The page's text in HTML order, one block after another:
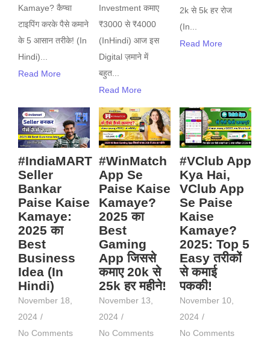
Kamaye? कैप्चा
टाइपिंग करके पैसे कमाने
के 5 आसान तरीके! (In
Hindi)...
Read More
Investment कमाए
₹3000 से ₹4000
(InHindi) आज इस
Digital ज़माने में
बहुत...
Read More
2k से 5k हर रोज
(In...
Read More
#IndiaMART
Seller
Bankar
Paise Kaise
Kamaye:
2025 का
Best
Business
Idea (In
Hindi)
November 18,
2024 /
No Comments
#WinMatch
App Se
Paise Kaise
Kamaye?
2025 का
Best
Gaming
App जिससे
कमाए 20k से
25k हर महीने!
November 13,
2024 /
No Comments
#VClub App
Kya Hai,
VClub App
Se Paise
Kaise
Kamaye?
2025: Top 5
Easy तरीकों
से कमाई
पककी!
November 10,
2024 /
No Comments